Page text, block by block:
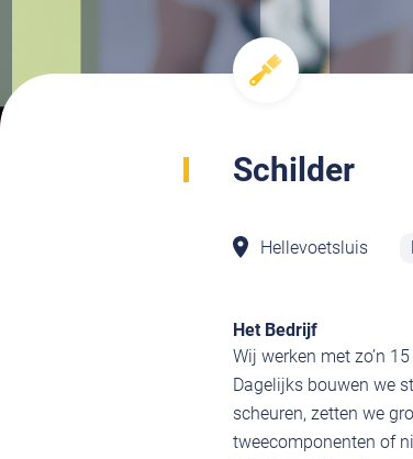
Schilder
Hellevoetsluis
Het Bedrijf
Wij werken met zo’n
Dagelijks bouwen we
scheuren, zetten we
tweecomponenten of